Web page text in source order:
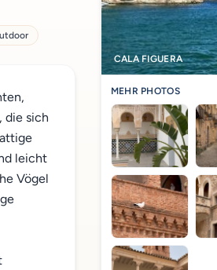
die sich
leicht
Vögel
CALA FIGUERA
MEHR PHOTOS